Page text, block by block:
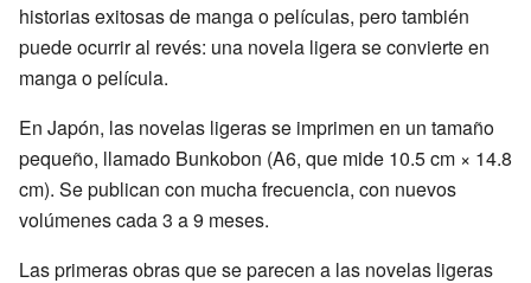
historias exitosas de manga o películas, pero también
puede ocurrir al revés: una novela ligera se convierte en
manga o película.
En Japón, las novelas ligeras se imprimen en un tamaño
pequeño, llamado Bunkobon (A6, que mide 10.5 cm × 14.8
cm). Se publican con mucha frecuencia, con nuevos
volúmenes cada 3 a 9 meses.
Las primeras obras que se parecen a las novelas ligeras